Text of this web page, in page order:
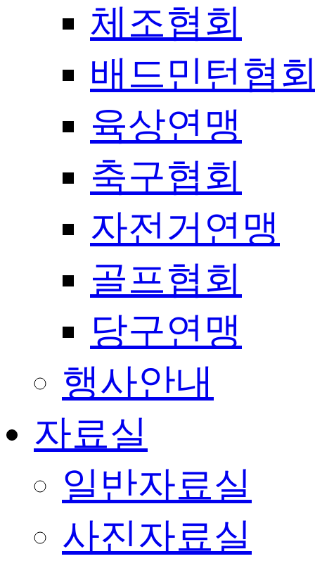
체조협회
배드민턴협
육상연맹
축구협회
자전거연맹
골프협회
당구연맹
행사안내
자료실
일반자료실
사진자료실